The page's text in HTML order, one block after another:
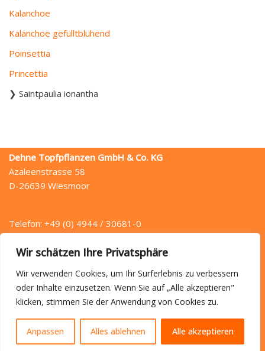
Wir schätzen Ihre Privatsphäre
Wir verwenden Cookies, um Ihr Surferlebnis zu verbessern
oder Inhalte einzusetzen. Wenn Sie auf „Alle akzeptieren"
klicken, stimmen Sie der Anwendung von Cookies zu.
Anpassen Alles ablehnen Alle akzeptieren
Kalanchoe
Kalanchoe gefülltblühend
Poinsettia
Princettia
Saintpaulia ionantha
Dehne Topfpflanzen GmbH & Co. KG
Azaleenstrasse 58
D-26639 Wiesmoor
Telefon: +49 (0) 4944 / 30681-0
E-Mail: info (at) dehne.de
Startseite Anfahrt Kontakt
Datenschutz
Impressum
{site_title} © 2022